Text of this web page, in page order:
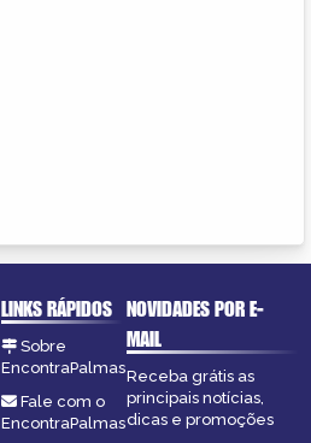
LINKS RÁPIDOS
Sobre
EncontraPalmas
Fale com o
EncontraPalmas
NOVIDADES POR E-
MAIL
Receba grátis as
principais notícias,
dicas e promoções